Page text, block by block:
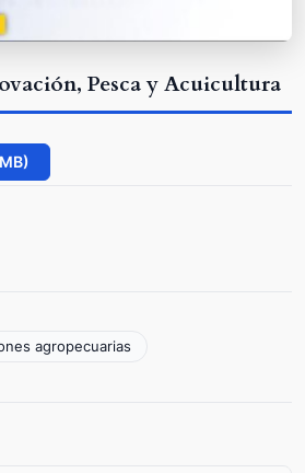
Pesca y Acuicultura
agropecuarias